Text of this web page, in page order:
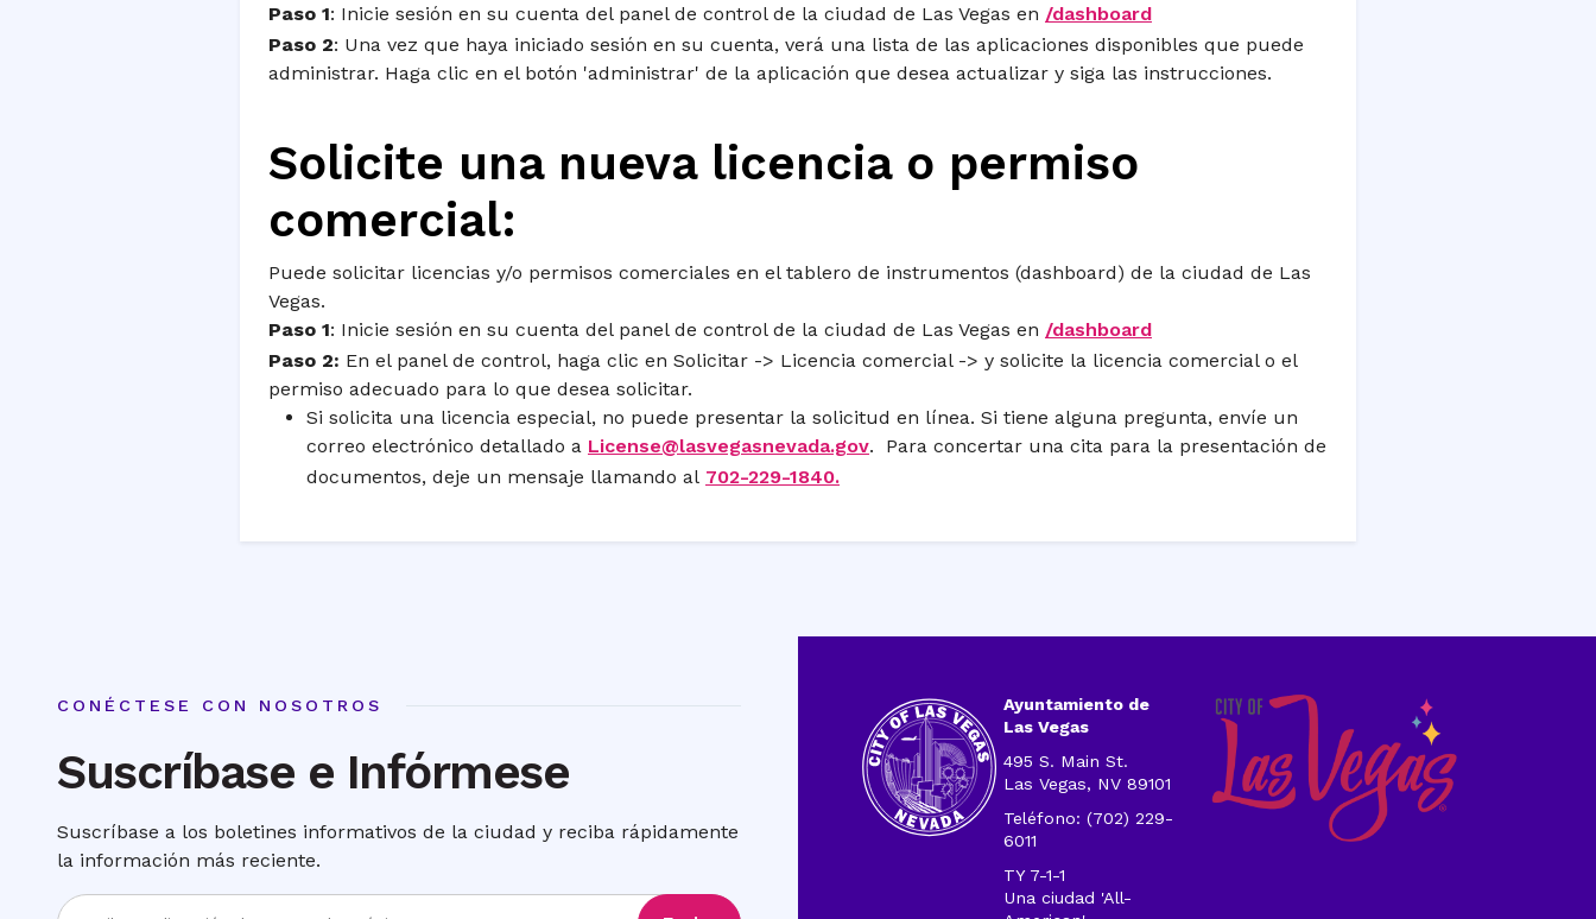
Paso 1: Inicie sesión en su cuenta del panel de control de la ciudad de Las Vegas en /dashboard
Paso 2: Una vez que haya iniciado sesión en su cuenta, verá una lista de las aplicaciones disponibles que puede
administrar. Haga clic en el botón 'administrar' de la aplicación que desea actualizar y siga las instrucciones.
Solicite una nueva licencia o permiso
comercial:
Puede solicitar licencias y/o permisos comerciales en el tablero de instrumentos (dashboard) de la ciudad de Las
Vegas.
Paso 1: Inicie sesión en su cuenta del panel de control de la ciudad de Las Vegas en /dashboard
Paso 2: En el panel de control, haga clic en Solicitar -> Licencia comercial -> y solicite la licencia comercial o el
permiso adecuado para lo que desea solicitar.
Si solicita una licencia especial, no puede presentar la solicitud en línea. Si tiene alguna pregunta, envíe un
correo electrónico detallado a License@lasvegasnevada.gov. Para concertar una cita para la presentación de
documentos, deje un mensaje llamando al 702-229-1840.
CONÉCTESE CON NOSOTROS
Suscríbase e Infórmese
Suscríbase a los boletines informativos de la ciudad y reciba rápidamente
la información más reciente.
Ingrese
Ayuntamiento de
Las Vegas
495 S. Main St.
Las Vegas, NV 89101
Teléfono: (702) 229-
6011
TY 7-1-1
Una ciudad 'All-